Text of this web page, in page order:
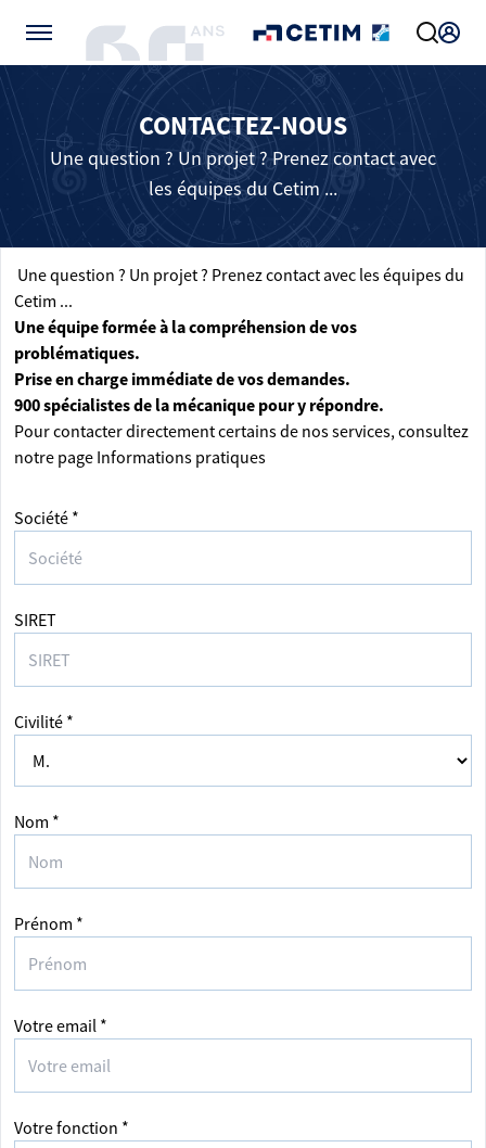
CONTACTEZ-NOUS
Une question ? Un projet ? Prenez contact avec
les équipes du Cetim ...
Une question ? Un projet ? Prenez contact avec les équipes du
Cetim ...
Une équipe formée à la compréhension de vos
problématiques.
Prise en charge immédiate de vos demandes.
900 spécialistes de la mécanique pour y répondre.
Pour contacter directement certains de nos services, consultez
notre page Informations pratiques
Société *
SIRET
Civilité *
Nom *
Prénom *
Votre email *
Votre fonction *